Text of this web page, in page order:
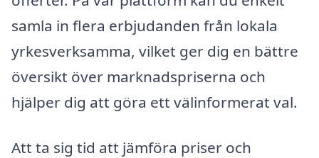
samla in flera erbjudanden från lokala
yrkesverksamma, vilket ger dig en bättre
översikt över marknadspriserna och
hjälper dig att göra ett välinformerat val.
Att ta sig tid att jämföra priser och